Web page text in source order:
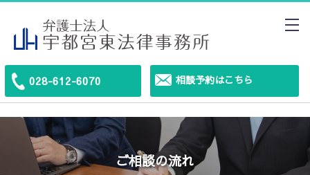
028-612-6070 相談予約はこちら
ご相談の流れ